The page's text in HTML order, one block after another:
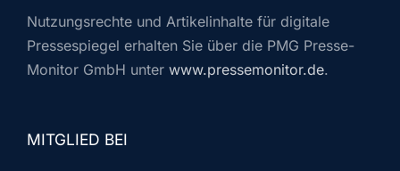
Nutzungsrechte und Artikelinhalte für digitale
Pressespiegel erhalten Sie über die PMG Presse-
Monitor GmbH unter www.pressemonitor.de.
MITGLIED BEI